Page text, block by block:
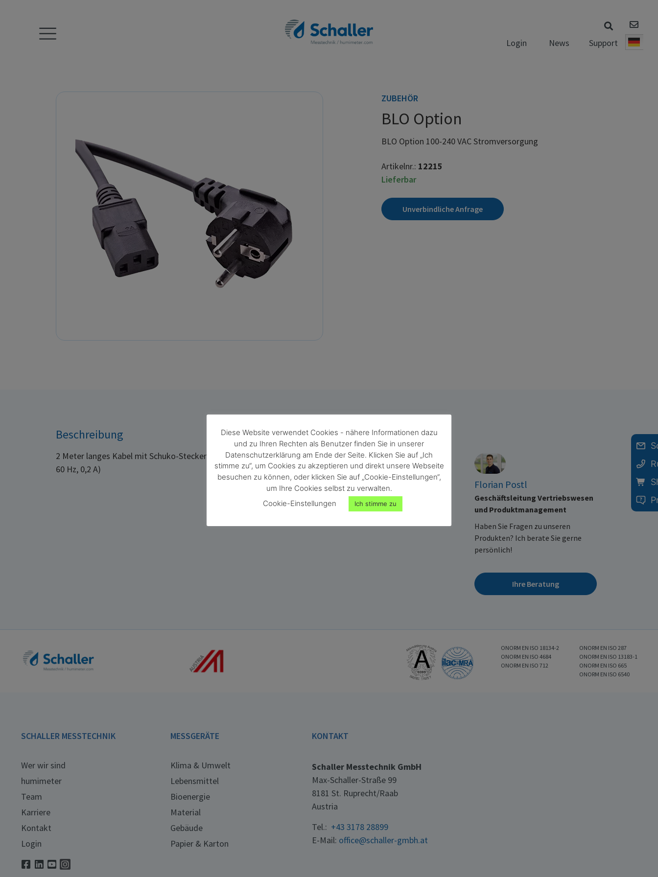
Login News Support
ZUBEHÖR
BLO Option
BLO Option 100-240 VAC Stromversorgung
Artikelnr.: 12215
Lieferbar
Unverbindliche Anfrage
Beschreibung
2 Meter langes Kabel mit Schuko-Stecker CEE 7/4 zur Stromversorgung des BLO. (100-240VAC, 50-
60 Hz, 0,2 A)
Florian Postl
Geschäftsleitung Vertriebswesen
und Produktmanagement
Haben Sie Fragen zu unseren
Produkten? Ich berate Sie gerne
persönlich!
Ihre Beratung
ONORM EN ISO 18134-2
ONORM EN ISO 4684
ONORM EN ISO 712
ONORM EN ISO 287
ONORM EN ISO 13183-1
ONORM EN ISO 665
ONORM EN ISO 6540
SCHALLER MESSTECHNIK
Wer wir sind
humimeter
Team
Karriere
Kontakt
Login
MESSGERÄTE
Klima & Umwelt
Lebensmittel
Bioenergie
Material
Gebäude
Papier & Karton
KONTAKT
Schaller Messtechnik GmbH
Max-Schaller-Straße 99
8181 St. Ruprecht/Raab
Austria
Tel.: +43 3178 28899
E-Mail: office@schaller-gmbh.at
Diese Website verwendet Cookies - nähere Informationen dazu
und zu Ihren Rechten als Benutzer finden Sie in unserer
Datenschutzerklärung am Ende der Seite. Klicken Sie auf „Ich
stimme zu“, um Cookies zu akzeptieren und direkt unsere Webseite
besuchen zu können, oder klicken Sie auf „Cookie-Einstellungen“,
um Ihre Cookies selbst zu verwalten.
Cookie-Einstellungen
Ich stimme zu